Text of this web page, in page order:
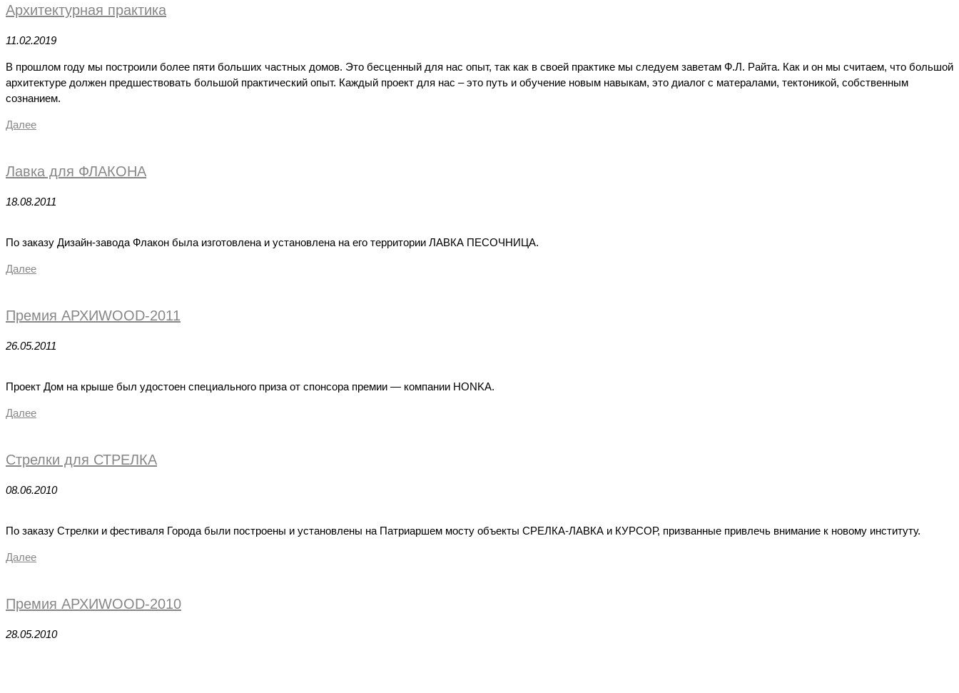
Архитектурная практика
11.02.2019
В прошлом году мы построили более пяти больших частных домов. Это бесценный для нас опыт, так как в своей практике мы следуем заветам Ф.Л. Райта. Как и он мы считаем, что большой
архитектуре должен предшествовать большой практический опыт. Каждый проект для нас – это путь и обучение новым навыкам, это диалог с матералами, тектоникой, собственным
сознанием.
Далее
Лавка для ФЛАКОНА
18.08.2011
По заказу Дизайн-завода Флакон была изготовлена и установлена на его территории ЛАВКА ПЕСОЧНИЦА.
Далее
Премия АРХИWOOD-2011
26.05.2011
Проект Дом на крыше был удостоен специального приза от спонсора премии — компании HONKA.
Далее
Стрелки для СТРЕЛКА
08.06.2010
По заказу Стрелки и фестиваля Города были построены и установлены на Патриаршем мосту объекты СРЕЛКА-ЛАВКА и КУРСОР, призванные привлечь внимание к новому институту.
Далее
Премия АРХИWOOD-2010
28.05.2010